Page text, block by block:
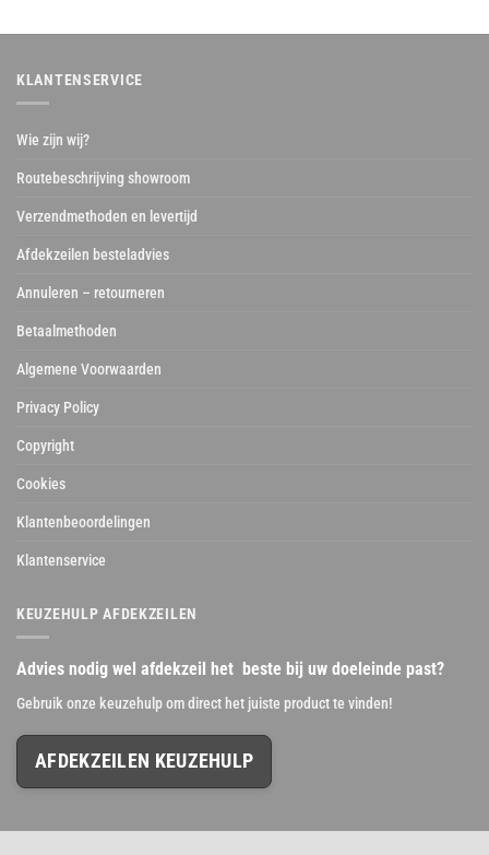
KLANTENSERVICE
Wie zijn wij?
Routebeschrijving showroom
Verzendmethoden en levertijd
Afdekzeilen besteladvies
Annuleren – retourneren
Betaalmethoden
Algemene Voorwaarden
Privacy Policy
Copyright
Cookies
Klantenbeoordelingen
Klantenservice
KEUZEHULP AFDEKZEILEN
Advies nodig wel afdekzeil het beste bij uw doeleinde past?
Gebruik onze keuzehulp om direct het juiste product te vinden!
AFDEKZEILEN KEUZEHULP